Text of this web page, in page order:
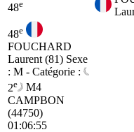
48e
48e
FOUCHARD
Laurent (81) Sexe
: M - Catégorie :
2e
M4
CAMPBON
(44750)
01:06:55